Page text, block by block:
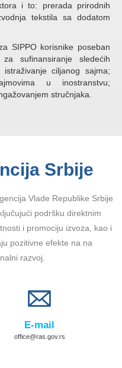
i to: prerada prirodnih
tekstila sa dodatom
SIPPO korisnike poseban
sufinansiranje sledećih
ciljanog sajma;
u inostranstvu;
stručnjaka.
Srbije
Vlade Republike Srbije
podršku direktnim
i promociju izvoza, kao i
pozitivne efekte na na
razvoj.
E-mail
office@ras.gov.rs